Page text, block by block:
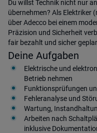
Einleitung
Du willst Technik nicht nur
übernehmen? Als Elektriker
über Adecco bei einem
Präzision und Sicherheit
fair bezahlt und sicher
Deine Aufgaben
Elektrische und
Betrieb nehmen
Funktionsprüfungen
Fehleranalyse und
Wartung,
Arbeiten nach
inklusive